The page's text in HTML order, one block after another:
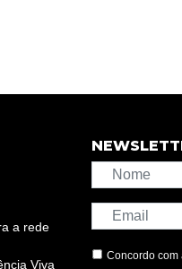
a rede
Viva
Concordo com